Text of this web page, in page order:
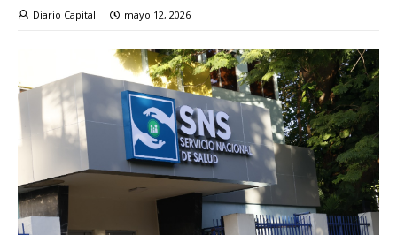
Diario Capital mayo 12, 2026